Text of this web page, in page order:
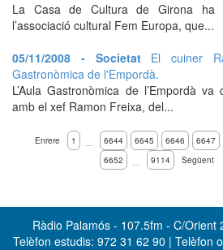
La Casa de Cultura de Girona ha
l’associació cultural Fem Europa, que...
05/11/2008 - Societat El cuiner
Gastronòmica de l'Empordà.
L’Aula Gastronòmica de l’Empordà
amb el xef Ramon Freixa, del...
Enrere 1 … 6644 6645 6646 6647
6652
… 9114 Següent
Ràdio Palamós - 107.5fm - C/Orient
Telèfon estudis: 972 31 62 90 | Telèfon